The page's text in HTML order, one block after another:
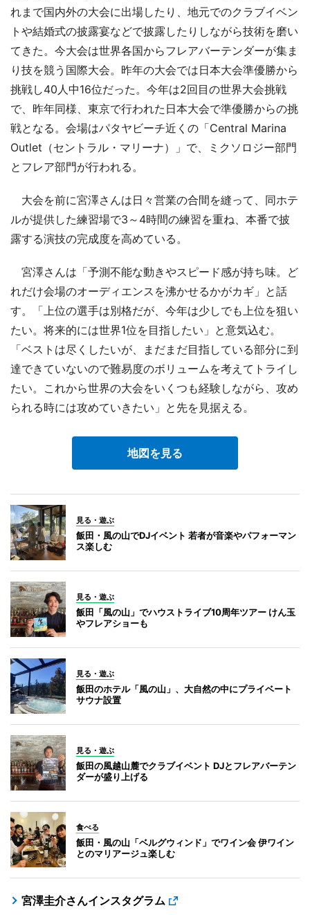
れまで国内外の大会に出場したり、地元でのクラブイベン
トや結婚式の披露宴などで披露したりしながら技術を磨い
てきた。今大会は世界各国からフレアバーテンダーが集ま
り技を競う国際大会。昨年の大会では日本大会準優勝から
挑戦し40人中16位だった。今年は2回目の世界大会挑戦
で、昨年同様、東京で行われた日本大会で準優勝からの挑
戦となる。会場はパタヤビーチ近くの「Central Marina
Outlet（セントラル・マリーナ）」で、ミクソロジー部門
とフレア部門が行われる。
大会を前に宮澤さんは日々営業の合間を縫って、同ホテ
ルが提供した練習場で3～4時間の練習を重ね、本番で披
露する演技の完成度を高めている。
宮澤さんは「予測不能な動きやスピード感が持ち味。ど
れだけ会場のオーディエンスを沸かせるかがカギ」と話
す。「上位の選手は別格だが、今年は少しでも上位を狙い
たい。将来的には世界1位を目指したい」と意気込む。
「ベストは尽くしたいが、まだまだ目指している部分に到
達できていないので難易度のボリュームを考えてトライし
たい。これから世界の大会をいくつも経験しながら、攻め
られる時には攻めていきたい」と先を見据える。
地図を見る
見る・遊ぶ
飯田・風の山でDJイベント 若者が音楽やパフォーマン
ス楽しむ
見る・遊ぶ
飯田「風の山」でハウストライブ10周年ツアー けん玉
やフレアショーも
見る・遊ぶ
飯田のホテル「風の山」、大自然の中にプライベート
サウナ設置
見る・遊ぶ
飯田の風越山麓でクラブイベント DJとフレアバーテン
ダーが盛り上げる
食べる
飯田・風の山「ベルグウィンド」でワイン会 伊ワイン
とのマリアージュ楽しむ
宮澤圭介さんインスタグラム